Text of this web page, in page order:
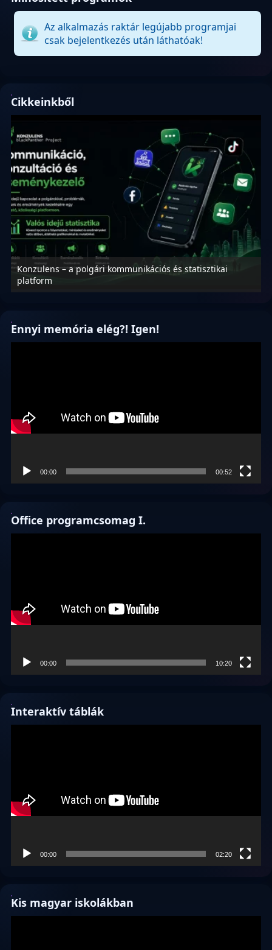
Az alkalmazás raktár legújabb programjai
csak bejelentkezés után láthatóak!
Cikkeinkből
Konzulens – a polgári kommunikációs és statisztikai
platform
Ennyi memória elég?! Igen!
00:00 00:52
Office programcsomag I.
00:00 10:20
Interaktív táblák
00:00 02:20
Kis magyar iskolákban